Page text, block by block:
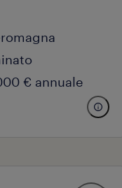
€ annuale